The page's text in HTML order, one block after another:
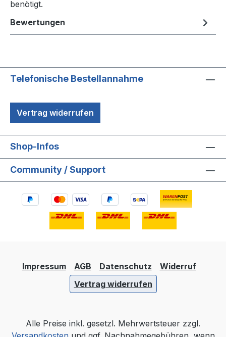
benötigt.
Bewertungen
Telefonische Bestellannahme
Vertrag widerrufen
Shop-Infos
Community / Support
Impressum AGB Datenschutz
Widerruf
Vertrag widerrufen
Alle Preise inkl. gesetzl. Mehrwertsteuer zzgl.